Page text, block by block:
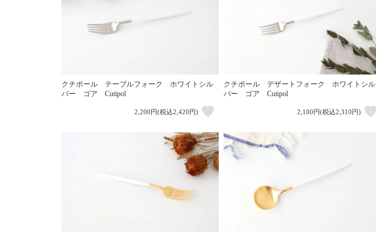
クチポール テーブルフォーク ホワイトシル
バー ゴア Cutipol
2,200円(税込2,420円)
クチポール デザートフォーク ホワイトシル
バー ゴア Cutipol
2,100円(税込2,310円)